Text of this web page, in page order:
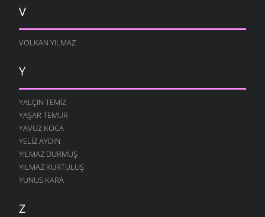
V
VOLKAN YILMAZ
Y
YALÇIN TEMIZ
YAŞAR TEMUR
YAVUZ KOCA
YELIZ AYDIN
YILMAZ DURMUŞ
YILMAZ KURTULUŞ
YUNUS KARA
Z